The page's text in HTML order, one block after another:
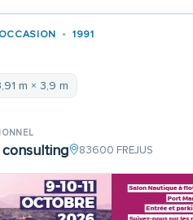
OCCASION 1991
m × 3,9 m
83600 FREJUS